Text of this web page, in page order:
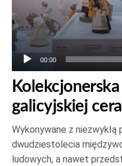
00:00
galicyjskiej
Wykonywane z
dwudziestolecia
ludowych, a nawet